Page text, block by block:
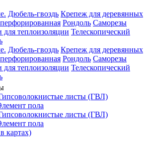
Дюбель-гвоздь Крепеж для деревянных
Рондоль Саморезы
для теплоизоляции Телескопический
Дюбель-гвоздь Крепеж для деревянных
Рондоль Саморезы
для теплоизоляции Телескопический
листы (ГВЛ)
пола
листы (ГВЛ)
пола
картах)